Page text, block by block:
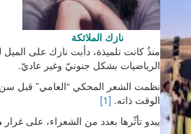
نازك الملائكة
منذُ كانت تلميذة، دأبت نازك على الميل
الرياضيات بشكل جنونيّ وغير عاديّ.
نظمت الشعر المحكي “العامي” قبل
الوقت ذاته. [1]
يبدو تأثّرها بعدد من الشعراء، على غرار